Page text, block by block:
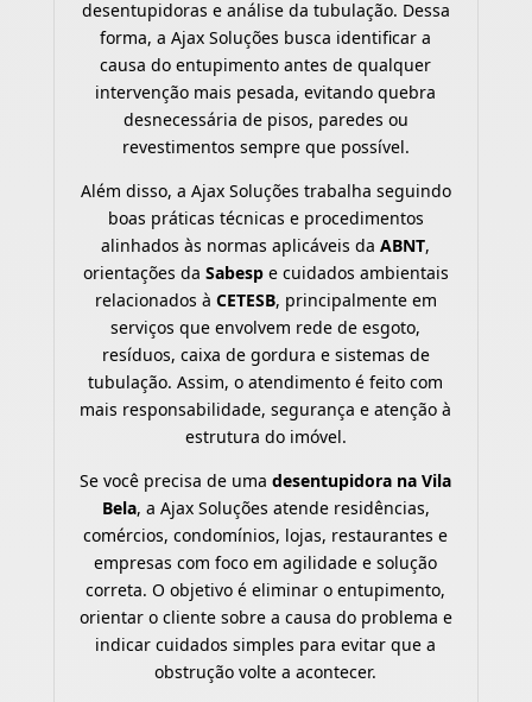
desentupidoras e análise da tubulação. Dessa
forma, a Ajax Soluções busca identificar a
causa do entupimento antes de qualquer
intervenção mais pesada, evitando quebra
desnecessária de pisos, paredes ou
revestimentos sempre que possível.
Além disso, a Ajax Soluções trabalha seguindo
boas práticas técnicas e procedimentos
alinhados às normas aplicáveis daABNT,
orientações da Sabespe cuidados ambientais
relacionados à CETESB, principalmente em
serviços que envolvem rede de esgoto,
resíduos, caixa de gordura e sistemas de
tubulação. Assim, o atendimento é feito com
mais responsabilidade, segurança e atenção à
estrutura do imóvel.
Se você precisa de umadesentupidora na Vila
Bela, a Ajax Soluções atende residências,
comércios, condomínios, lojas, restaurantes e
empresas com foco em agilidade e solução
correta. O objetivo é eliminar o entupimento,
orientar o cliente sobre a causa do problema e
indicar cuidados simples para evitar que a
obstrução volte a acontecer.